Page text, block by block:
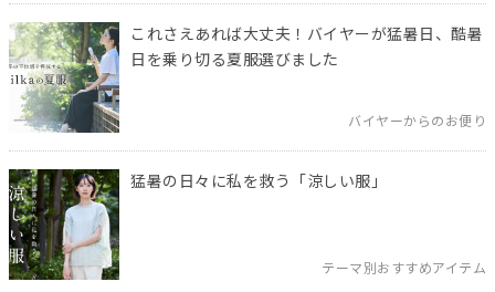
これさえあれば大丈夫！バイヤーが猛暑日、酷暑
日を乗り切る夏服選びました
バイヤーからのお便り
猛暑の日々に私を救う「涼しい服」
テーマ別おすすめアイテム